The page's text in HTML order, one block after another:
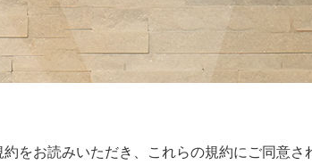
をお読みいただき、これらの規約にご同意さ